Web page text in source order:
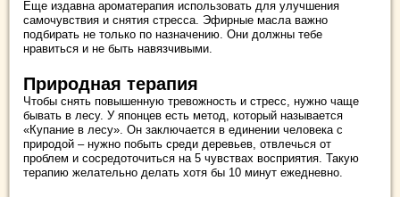
Еще издавна ароматерапия использовать для улучшения
самочувствия и снятия стресса. Эфирные масла важно
подбирать не только по назначению. Они должны тебе
нравиться и не быть навязчивыми.
Природная терапия
Чтобы снять повышенную тревожность и стресс, нужно чаще
бывать в лесу. У японцев есть метод, который называется
«Купание в лесу». Он заключается в единении человека с
природой – нужно побыть среди деревьев, отвлечься от
проблем и сосредоточиться на 5 чувствах восприятия. Такую
терапию желательно делать хотя бы 10 минут ежедневно.